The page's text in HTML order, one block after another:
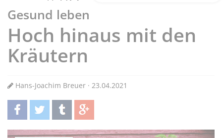
Gesund leben
Hoch hinaus mit den
Kräutern
Hans-Joachim Breuer · 23.04.2021
teilentwittern teilen teilen